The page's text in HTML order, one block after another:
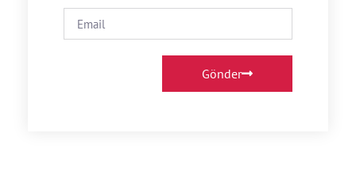
Gönder